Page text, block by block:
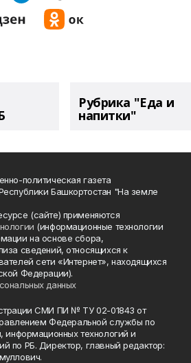
Рубрика "Еда и
напитки"
политическая газета
Башкортостан "На земле
(сайте) применяются
(информационные технологии
на основе сбора,
сведений, относящихся к
сети «Интернет», находящихся
Федерации).
данных
СМИ ПИ № ТУ 02-01843 от
Федеральной службы по
информационных технологий и
по РБ. Директор, главный редактор: